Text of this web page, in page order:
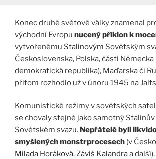
Konec druhé světové války znamenal
východní Evropu nucený příklon k
vytvořenému Stalinovým Sovětským
Československa, Polska, části Německa
demokratická republika), Maďarska či
přitom rozhodlo už v únoru 1945 na
Komunistické režimy v sovětských
se chovaly stejně jako samotný Stalinův
Sovětském svazu. Nepřátelé byli
smyšlených monstrprocesech (v
Milada Horáková,Záviš Kalandraa